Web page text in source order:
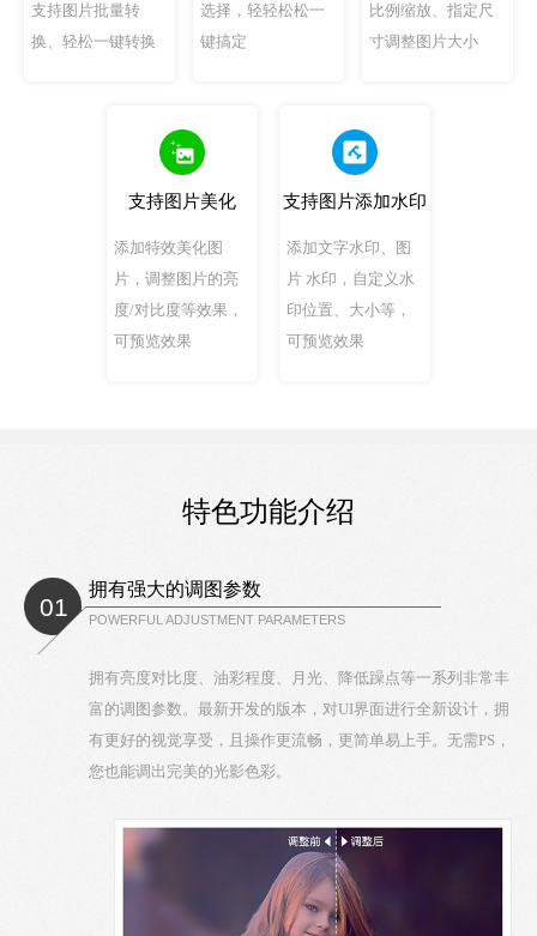
支持图片批量转
换、轻松一键转换
选择，轻轻松松一
键搞定
比例缩放、指定尺
寸调整图片大小
支持图片美化
添加特效美化图
片，调整图片的亮
度/对比度等效果，
可预览效果
支持图片添加水印
添加文字水印、图
片 水印，自定义水
印位置、大小等，
可预览效果
特色功能介绍
拥有强大的调图参数
01 POWERFUL ADJUSTMENT PARAMETERS
拥有亮度对比度、油彩程度、月光、降低躁点等一系列非常丰
富的调图参数。最新开发的版本，对UI界面进行全新设计，拥
有更好的视觉享受，且操作更流畅，更简单易上手。无需PS，
您也能调出完美的光影色彩。